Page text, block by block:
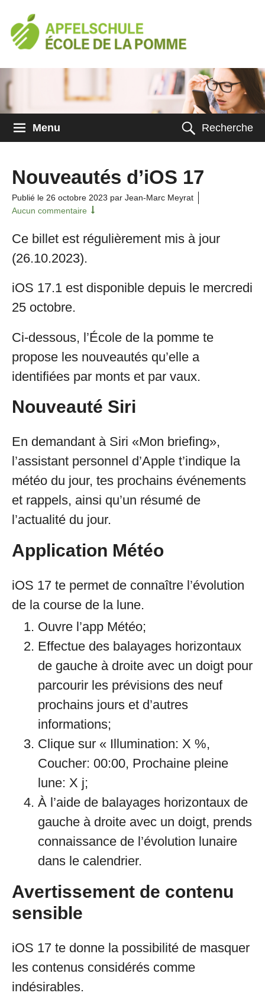
Menu Recherche
Nouveautés d’iOS 17
Publié le 26 octobre 2023 par Jean-Marc Meyrat
Aucun commentaire
Ce billet est régulièrement mis à jour
(26.10.2023).
iOS 17.1 est disponible depuis le mercredi
25 octobre.
Ci-dessous, l’École de la pomme te
propose les nouveautés qu’elle a
identifiées par monts et par vaux.
Nouveauté Siri
En demandant à Siri «Mon briefing»,
l’assistant personnel d’Apple t’indique la
météo du jour, tes prochains événements
et rappels, ainsi qu’un résumé de
l’actualité du jour.
Application Météo
iOS 17 te permet de connaître l’évolution
de la course de la lune.
Ouvre l’app Météo;
Effectue des balayages horizontaux
de gauche à droite avec un doigt pour
parcourir les prévisions des neuf
prochains jours et d’autres
informations;
Clique sur « Illumination: X %,
Coucher: 00:00, Prochaine pleine
lune: X j;
À l’aide de balayages horizontaux de
gauche à droite avec un doigt, prends
connaissance de l’évolution lunaire
dans le calendrier.
Avertissement de contenu
sensible
iOS 17 te donne la possibilité de masquer
les contenus considérés comme
indésirables.